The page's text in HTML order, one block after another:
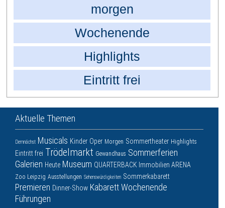
morgen
Wochenende
Highlights
Eintritt frei
Aktuelle Themen
Demnächst Musicals Kinder Oper Morgen Sommertheater Highlights
Eintritt frei Trödelmarkt Gewandhaus Sommerferien
Galerien Heute Museum QUARTERBACK Immobilien ARENA
Zoo Leipzig Ausstellungen Sehenswürdigkeiten Sommerkabarett
Premieren Dinner-Show KabarettWochenende
Führungen